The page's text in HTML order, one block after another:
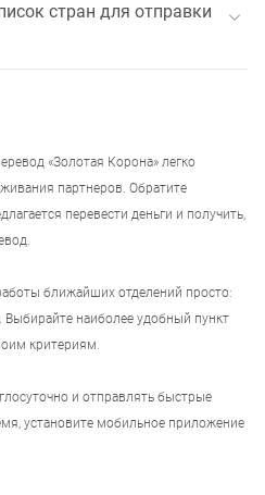
стран для отправки
«Золотая Корона» легко
партнеров. Обратите
перевести деньги и получить,
ближайших отделений просто:
Выбирайте наиболее удобный пункт
критериям.
и отправлять быстрые
установите мобильное приложение